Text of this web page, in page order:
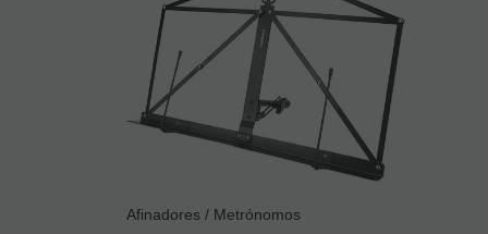
Afinadores / Metrónomos